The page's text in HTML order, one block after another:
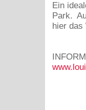
Ein
Park.
hier das